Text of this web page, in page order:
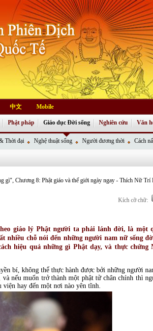
中文 Mobile
Phật pháp Giáo dục Đời sống
Thời đại Nghệ thuật sống Người đương thời Cách
Nghiên cứu Văn
gì", Chương 8: Phật giáo và thế giới ngày ngay - Thích Nữ Trí
Kích cỡ chữ:
giáo lý Phật người ta phải lánh đời, là một
nhiều chỗ nói đến những người nam nữ sống
hiệu quả những gì Phật dạy, và thực chứng
bí, không thể thực hành được bởi những người
nếu muốn trở thành một phật tử chân chính thì
hay đến một nơi nào yên tĩnh.